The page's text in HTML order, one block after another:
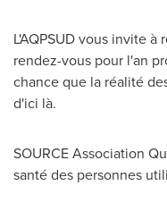
L'AQPSUD vous invite
rendez-vous pour l'an
chance que la réalité
d'ici là.
SOURCE Association
santé des personnes